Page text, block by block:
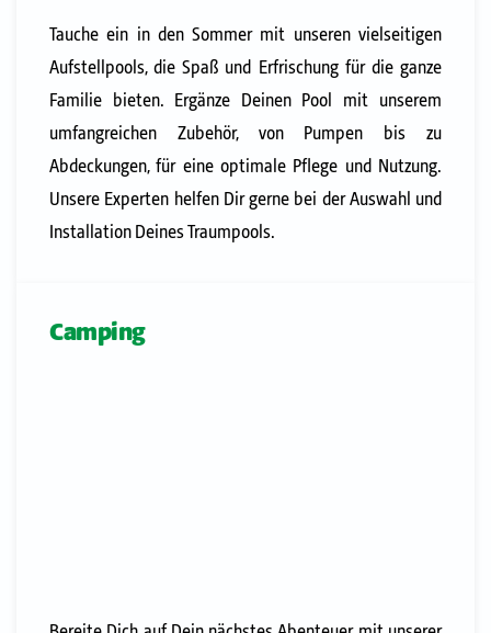
Tauche ein in den Sommer mit unseren vielseitigen
Aufstellpools, die Spaß und Erfrischung für die ganze
Familie bieten. Ergänze Deinen Pool mit unserem
umfangreichen Zubehör, von Pumpen bis zu
Abdeckungen, für eine optimale Pflege und Nutzung.
Unsere Experten helfen Dir gerne bei der Auswahl und
Installation Deines Traumpools.
Camping